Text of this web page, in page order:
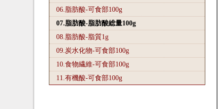
06.脂肪酸-可食部100g
07.脂肪酸-脂肪酸総量100g
08.脂肪酸-脂質1g
09.炭水化物-可食部100g
10.食物繊維-可食部100g
11.有機酸-可食部100g